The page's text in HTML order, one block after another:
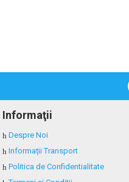
Informaţii
Despre Noi
Informații Transport
Politica de Confidentialitate